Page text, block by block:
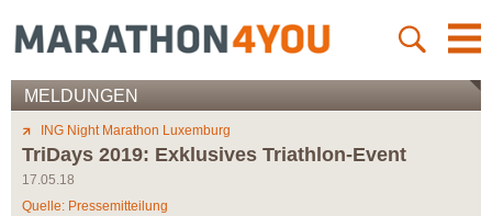
MELDUNGEN
ING Night Marathon Luxemburg
TriDays 2019: Exklusives Triathlon-Event
17.05.18
Quelle: Pressemitteilung